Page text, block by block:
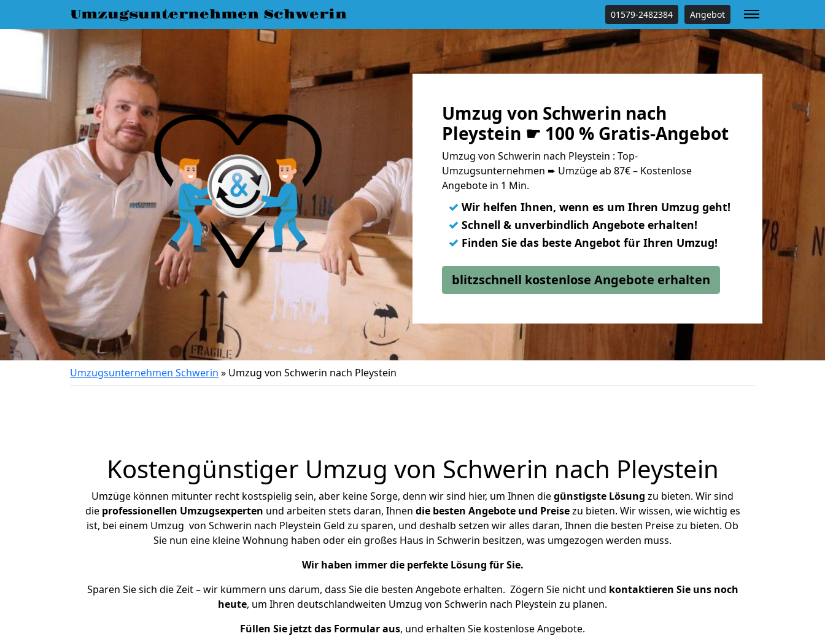
Umzugsunternehmen Schwerin 01579-2482384 Angebot
Umzug von Schwerin nach
Pleystein ☛ 100 % Gratis-Angebot
Umzug von Schwerin nach Pleystein : Top-
Umzugsunternehmen ➨ Umzüge ab 87€ – Kostenlose
Angebote in 1 Min.
✓ Wir helfen Ihnen, wenn es um Ihren Umzug geht!
✓ Schnell & unverbindlich Angebote erhalten!
✓ Finden Sie das beste Angebot für Ihren Umzug!
blitzschnell kostenlose Angebote erhalten
Umzugsunternehmen Schwerin » Umzug von Schwerin nach Pleystein
Kostengünstiger Umzug von Schwerin nach Pleystein
Umzüge können mitunter recht kostspielig sein, aber keine Sorge, denn wir sind hier, um Ihnen diegünstigste Lösung zu bieten. Wir sind
die professionellen Umzugsexperten und arbeiten stets daran, Ihnen die besten Angebote und Preisezu bieten. Wir wissen, wie wichtig es
ist, bei einem Umzug von Schwerin nach Pleystein Geld zu sparen, und deshalb setzen wir alles daran, Ihnen die besten Preise zu bieten. Ob
Sie nun eine kleine Wohnung haben oder ein großes Haus in Schwerin besitzen, was umgezogen werden muss.
Wir haben immer die perfekte Lösung für Sie.
Sparen Sie sich die Zeit – wir kümmern uns darum, dass Sie die besten Angebote erhalten. Zögern Sie nicht und kontaktieren Sie uns noch
heute, um Ihren deutschlandweiten Umzug von Schwerin nach Pleystein zu planen.
Füllen Sie jetzt das Formular aus, und erhalten Sie kostenlose Angebote.